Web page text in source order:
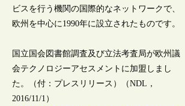
ビスを行う機関の国際的なネットワークで、
欧州を中心に1990年に設立されたものです。
国立国会図書館調査及び立法考査局が欧州議
会テクノロジーアセスメントに加盟しまし
た。（付：プレスリリース）（NDL，
2016/11/1）